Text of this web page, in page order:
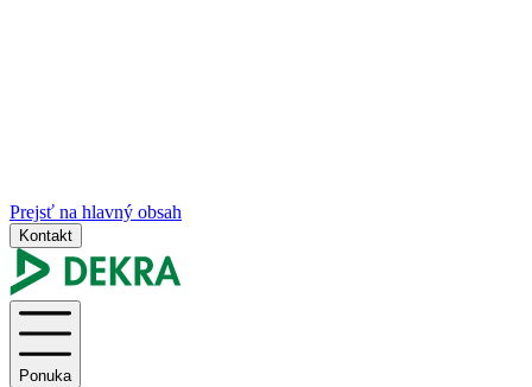
Prejsť na hlavný obsah
Kontakt
Ponuka